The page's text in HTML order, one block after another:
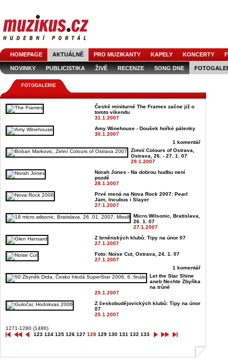
HOMEPAGE AKTUÁLNĚ PRO MUZIKANTY KAPELY KONCERTY
NOVINKY PUBLICISTIKA ŽIVĚ RECENZE SONG DNE
FOTOGALERIE
České miniturné The Frames začne již o
tomto víkendu
31.1.2007
Amy Winehouse - Doušek hořké pálenky
30.1.2007
1 komentář
Zimní Colours of Ostrava,
Ostrava, 26. - 27. 1. 07
29.1.2007
Norah Jones - Na dobrou hudbu není
pozdě
28.1.2007
Prvé mená na Nova Rock 2007: Pearl
Jam, Incubus i Slayer
27.1.2007
Micro.Wilsonic, Bratislava,
26. 1. 07
27.1.2007
Z brněnských klubů: Tipy na únor 07
27.1.2007
Foto: Noise Cut, Ostrava, 24. 1. 07
27.1.2007
1 komentář
Let the Star Shine
aneb Nechte Zbyňka
na trůně
25.1.2007
Z českobudějovických klubů: Tipy na únor
07
25.1.2007
1271-1280 (1486)
123 124 125 126 127 128 129 130 131 132 133